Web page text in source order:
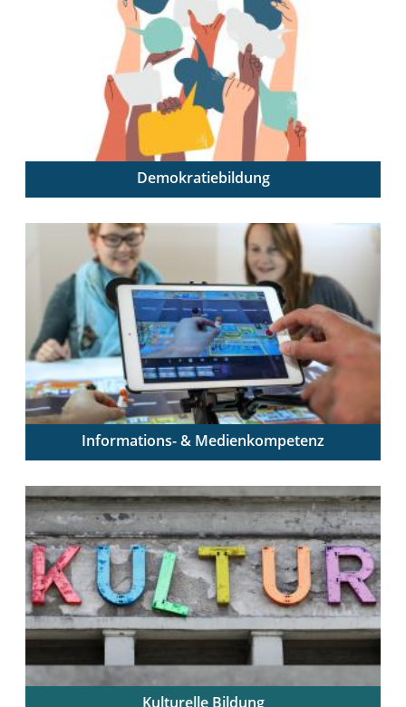
Demokratiebildung
vermitteln und im Schulalltag praktizieren
Informations- & Medienkompetenz
zum mündigen Umgang ausbilden
Kulturelle Bildung